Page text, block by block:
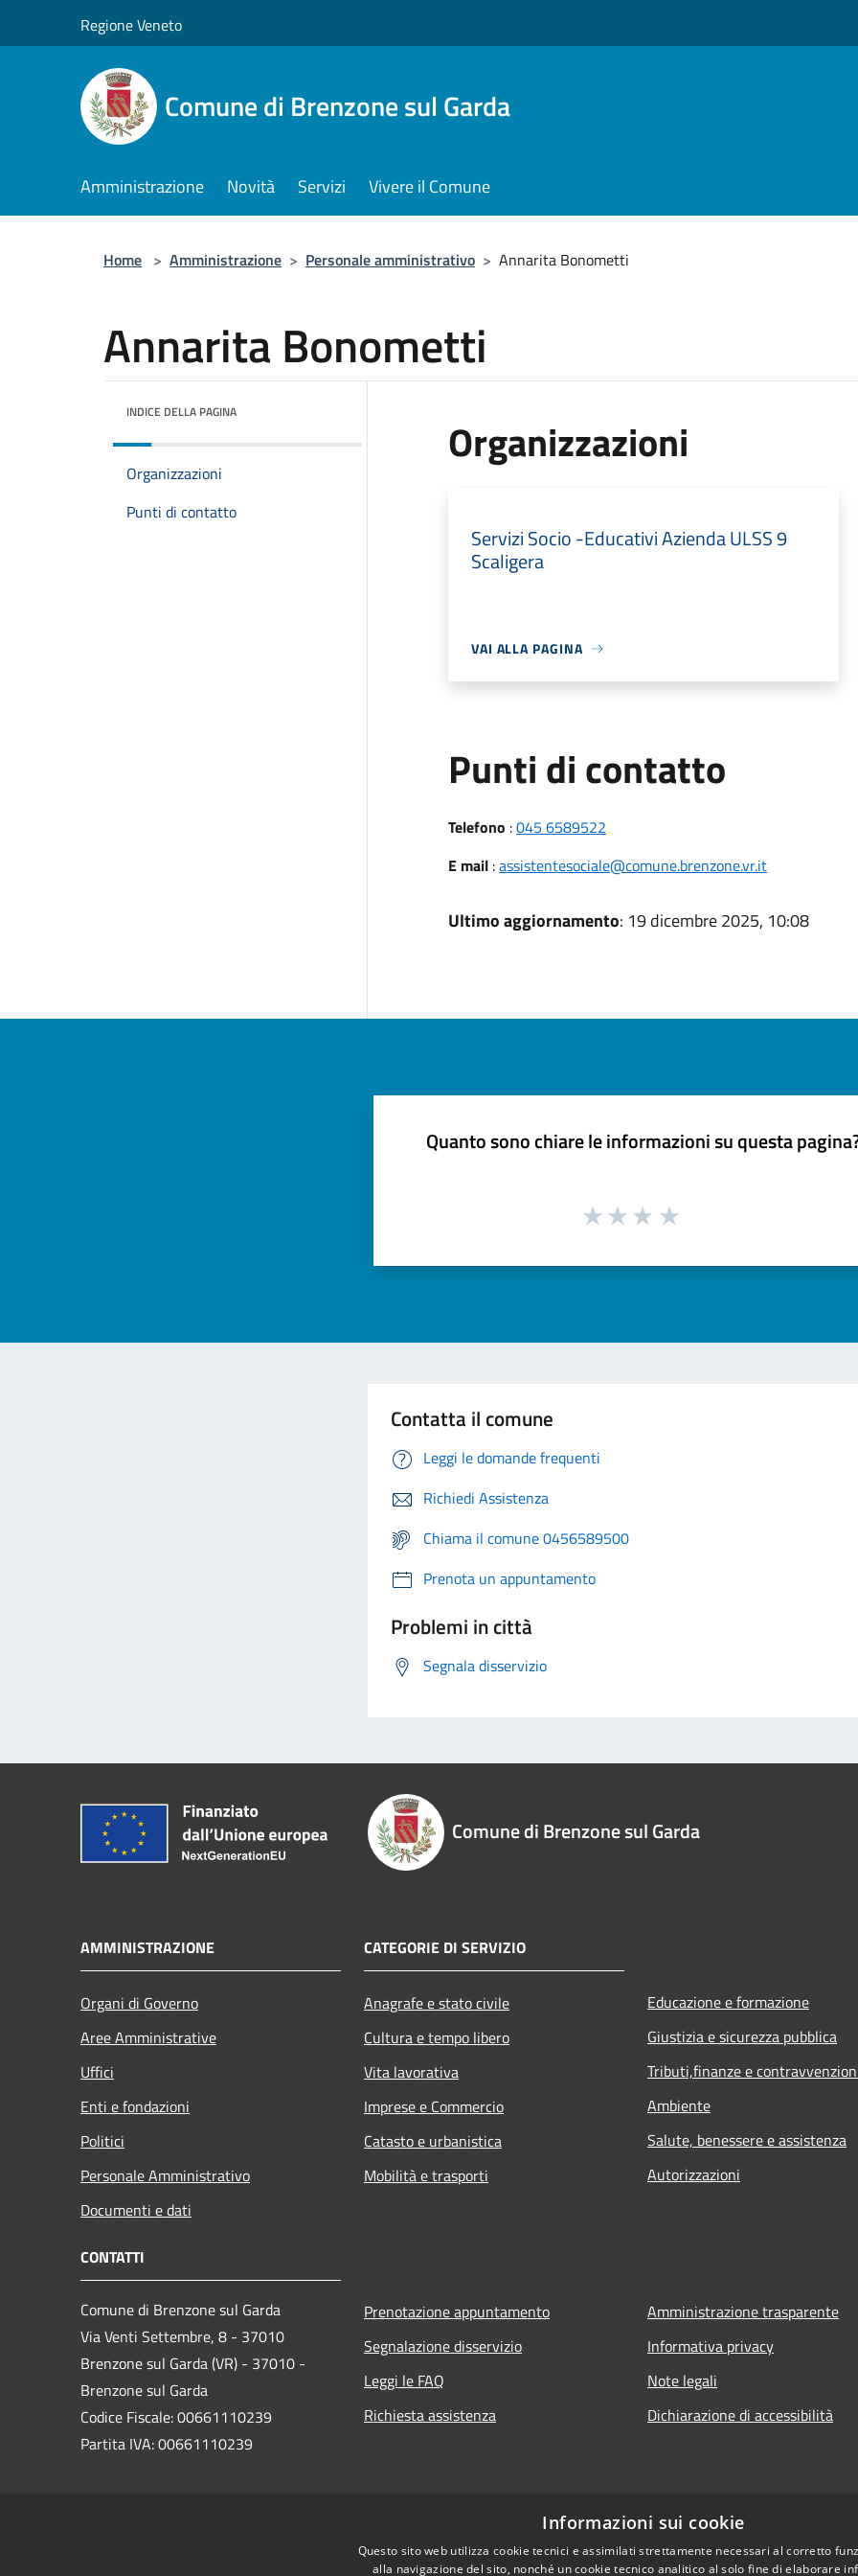
Regione Veneto
Comune di Brenzone sul Garda
Amministrazione Novità Servizi Vivere il Comune
Home > Amministrazione > Personale amministrativo > Annarita Bonometti
Annarita Bonometti
INDICE DELLA PAGINA
Organizzazioni
Punti di contatto
Organizzazioni
Servizi Socio -Educativi Azienda ULSS 9
Scaligera
VAI ALLA PAGINA
Punti di contatto
Telefono :045 6589522
E mail:assistentesociale@comune.brenzone.vr.it
Ultimo aggiornamento: 19 dicembre 2025, 10:08
Quanto sono chiare le informazioni su questa
Contatta il comune
Leggi le domande frequenti
Richiedi Assistenza
Chiama il comune 0456589500
Prenota un appuntamento
Problemi in città
Segnala disservizio
Comune di Brenzone sul Garda
AMMINISTRAZIONE
Organi di Governo
Aree Amministrative
Uffici
Enti e fondazioni
Politici
Personale Amministrativo
Documenti e dati
CATEGORIE DI SERVIZIO
Anagrafe e stato civile
Cultura e tempo libero
Vita lavorativa
Imprese e Commercio
Catasto e urbanistica
Mobilità e trasporti
Educazione e formazione
Giustizia e sicurezza pubblica
Tributi,finanze e
Ambiente
Salute, benessere e assistenza
Autorizzazioni
CONTATTI
Comune di Brenzone sul Garda
Via Venti Settembre, 8 - 37010
Brenzone sul Garda (VR) - 37010 -
Brenzone sul Garda
Codice Fiscale: 00661110239
Partita IVA: 00661110239
Prenotazione appuntamento
Segnalazione disservizio
Leggi le FAQ
Richiesta assistenza
Amministrazione trasparente
Informativa privacy
Note legali
Dichiarazione di accessibilità
Informazioni sui cookie
Questo sito web utilizza cookie tecnici e assimilati strettamente necessari al corretto
alla navigazione del sito, nonché un cookie tecnico analitico al solo fine di elaborare